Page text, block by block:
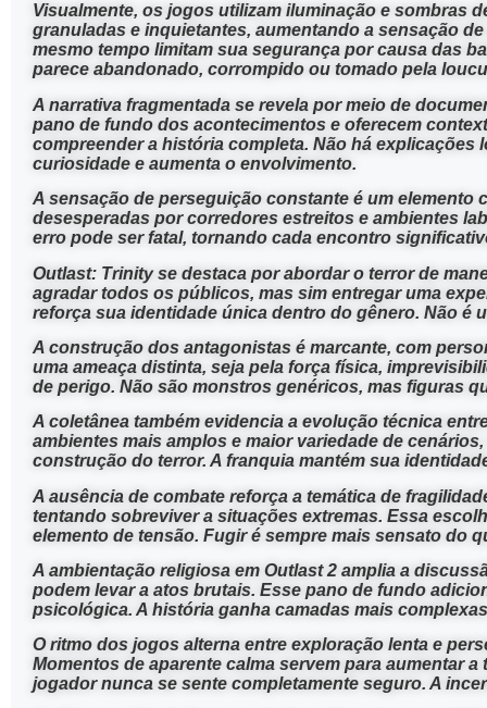
Visualmente, os jogos utilizam iluminação e sombras
granuladas e inquietantes, aumentando a sensação
mesmo tempo limitam sua segurança por causa das
parece abandonado, corrompido ou tomado pela
A narrativa fragmentada se revela por meio de
pano de fundo dos acontecimentos e oferecem
compreender a história completa. Não há
curiosidade e aumenta o envolvimento.
A sensação de perseguição constante é um
desesperadas por corredores estreitos e ambientes
erro pode ser fatal, tornando cada encontro
Outlast: Trinity se destaca por abordar o terror de
agradar todos os públicos, mas sim entregar uma
reforça sua identidade única dentro do gênero. Não é
A construção dos antagonistas é marcante, com
uma ameaça distinta, seja pela força física,
de perigo. Não são monstros genéricos, mas figuras
A coletânea também evidencia a evolução técnica
ambientes mais amplos e maior variedade de
construção do terror. A franquia mantém sua
A ausência de combate reforça a temática de
tentando sobreviver a situações extremas. Essa
elemento de tensão. Fugir é sempre mais sensato do
A ambientação religiosa em Outlast 2 amplia a
podem levar a atos brutais. Esse pano de fundo
psicológica. A história ganha camadas mais
O ritmo dos jogos alterna entre exploração lenta e
Momentos de aparente calma servem para aumentar
jogador nunca se sente completamente seguro. A